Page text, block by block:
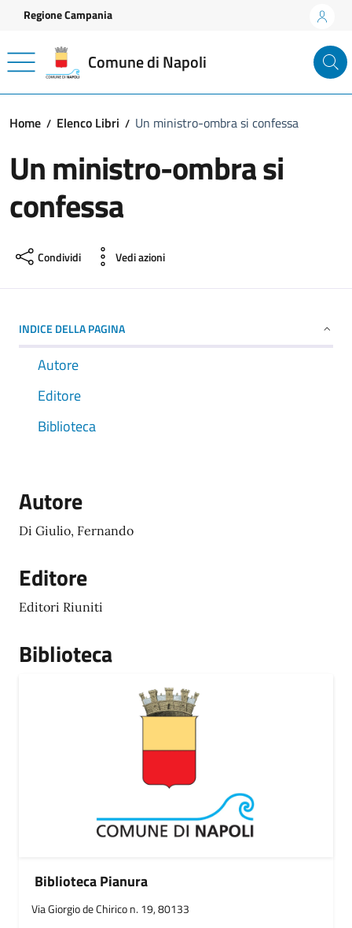
Vai ai contenuti
Vai al footer
Regione Campania
Comune di Napoli
Home Elenco Libri Un ministro-ombra si confessa
Un ministro-ombra si
confessa
Condividi Vedi azioni
INDICE DELLA PAGINA
Autore
Editore
Biblioteca
Autore
Di Giulio, Fernando
Editore
Editori Riuniti
Biblioteca
Biblioteca Pianura
Via Giorgio de Chirico n. 19, 80133